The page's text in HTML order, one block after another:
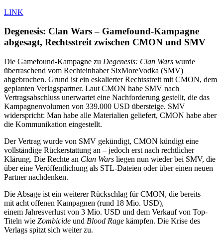
LINK
Degenesis: Clan Wars – Gamefound-Kampagne
abgesagt, Rechtsstreit zwischen CMON und SMV
Die Gamefound-Kampagne zu Degenesis: Clan Wars wurde
überraschend vom Rechteinhaber SixMoreVodka (SMV)
abgebrochen. Grund ist ein eskalierter Rechtsstreit mit CMON, dem
geplanten Verlagspartner. Laut CMON habe SMV nach
Vertragsabschluss unerwartet eine Nachforderung gestellt, die das
Kampagnenvolumen von 339.000 USD übersteige. SMV
widerspricht: Man habe alle Materialien geliefert, CMON habe aber
die Kommunikation eingestellt.
Der Vertrag wurde von SMV gekündigt, CMON kündigt eine
vollständige Rückerstattung an – jedoch erst nach rechtlicher
Klärung. Die Rechte an Clan Wars liegen nun wieder bei SMV, die
über eine Veröffentlichung als STL-Dateien oder über einen neuen
Partner nachdenken.
Die Absage ist ein weiterer Rückschlag für CMON, die bereits
mit acht offenen Kampagnen (rund 18 Mio. USD),
einem Jahresverlust von 3 Mio. USD und dem Verkauf von Top-
Titeln wie Zombicide und Blood Rage kämpfen. Die Krise des
Verlags spitzt sich weiter zu.